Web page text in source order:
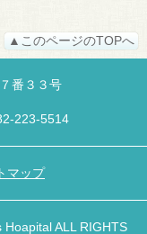
▲このページのTOPへ
番３３号
223-5514
マップ
ALL RIGHTS